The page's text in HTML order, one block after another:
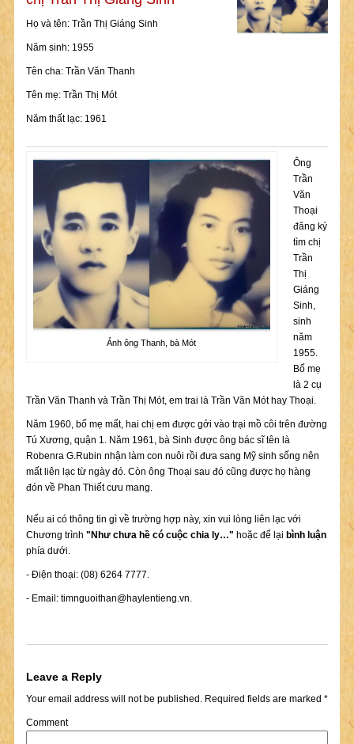
Họ và tên: Trần Thị Giáng Sinh
Năm sinh: 1955
Tên cha: Trần Văn Thanh
Tên mẹ: Trần Thị Mót
Năm thất lạc: 1961
Ảnh ông Thanh, bà Mót
Ông
Trần
Văn
Thoại
đăng ký
tìm chị
Trần
Thị
Giáng
Sinh,
sinh
năm
1955.
Bố mẹ
là 2 cụ
Trần Văn Thanh và Trần Thị Mót, em trai là Trần Văn Mót hay Thoại.
Năm 1960, bố mẹ mất, hai chị em được gởi vào trại mồ côi trên đường
Tú Xương, quận 1. Năm 1961, bà Sinh được ông bác sĩ tên là
Robenra G.Rubin nhận làm con nuôi rồi đưa sang Mỹ sinh sống nên
mất liên lạc từ ngày đó. Còn ông Thoại sau đó cũng được họ hàng
đón về Phan Thiết cưu mang.
Nếu ai có thông tin gì về trường hợp này, xin vui lòng liên lạc với
Chương trình "Như chưa hề có cuộc chia ly…" hoặc để lại bình luận
phía dưới.
- Điện thoại: (08) 6264 7777.
- Email: timnguoithan@haylentieng.vn.
Leave a Reply
Your email address will not be published.Required fields are marked *
Comment